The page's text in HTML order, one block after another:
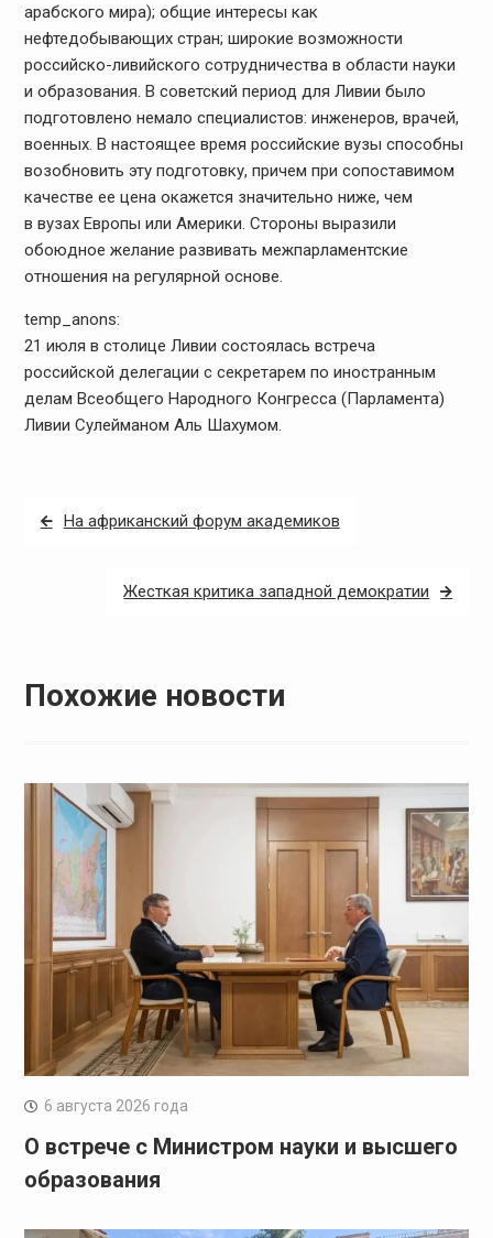
арабского мира); общие интересы как
нефтедобывающих стран; широкие возможности
российско-ливийского сотрудничества в области науки
и образования. В советский период для Ливии было
подготовлено немало специалистов: инженеров, врачей,
военных. В настоящее время российские вузы способны
возобновить эту подготовку, причем при сопоставимом
качестве ее цена окажется значительно ниже, чем
в вузах Европы или Америки. Стороны выразили
обоюдное желание развивать межпарламентские
отношения на регулярной основе.
temp_anons:
21 июля в столице Ливии состоялась встреча
российской делегации с секретарем по иностранным
делам Всеобщего Народного Конгресса (Парламента)
Ливии Сулейманом Аль Шахумом.
Навигация
На африканский форум академиков
Жесткая критика западной демократии
Похожие новости
6 августа 2026 года
О встрече с Министром науки и высшего
образования